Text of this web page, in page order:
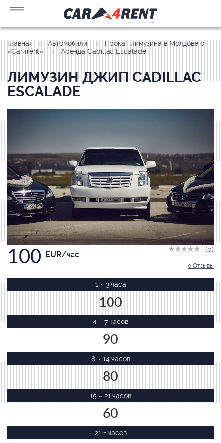
Главная Автомобили
Прокат лимузина в Молдове от
«Car4rent»
Аренда Cadillac Escalade
ЛИМУЗИН ДЖИП CADILLAC
ESCALADE
100 EUR/час
(0)
0 Отзывы
1 ~ 3 часа
100
4 ~ 7 часов
90
8 ~ 14 часов
80
15 ~ 21 часов
60
21 + часов